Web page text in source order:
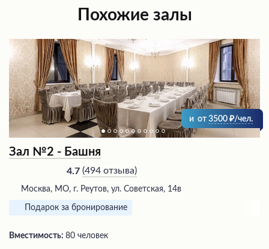
Похожие залы
и от 3500 /чел.
Зал №2 - Башня
4.7 (494 отзыва)
Москва, МО, г. Реутов, ул. Советская, 14в
Подарок за бронирование
Вместимость: 80 человек